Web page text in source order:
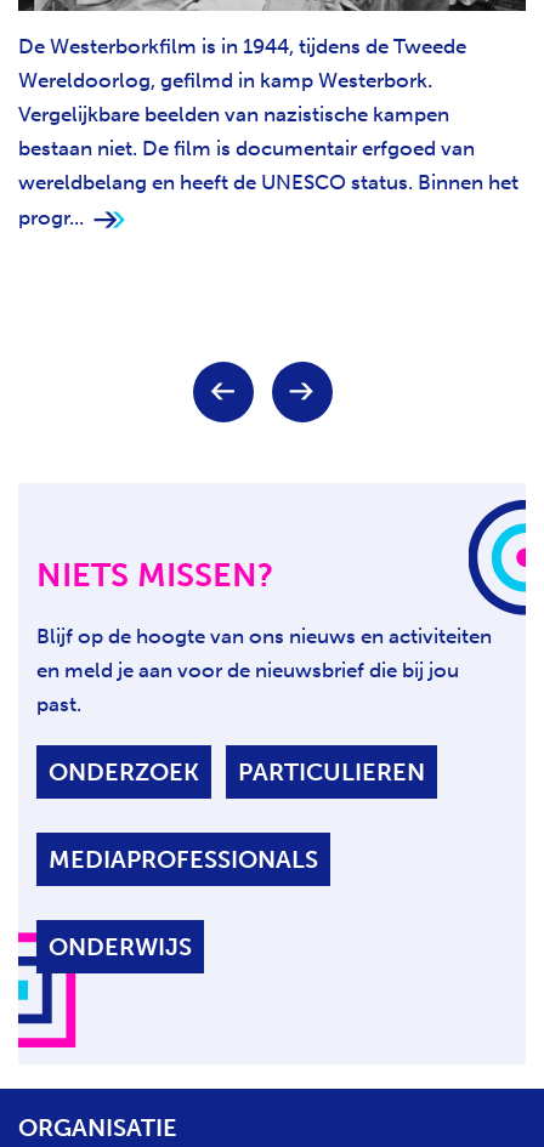
De Westerborkfilm is in 1944, tijdens de Tweede
Wereldoorlog, gefilmd in kamp Westerbork.
Vergelijkbare beelden van nazistische kampen
bestaan niet. De film is documentair erfgoed van
wereldbelang en heeft de UNESCO status. Binnen het
progr...
paginanummer
V
o
r
g
a
l
n
NIETS MISSEN?
Blijf op de hoogte van ons nieuws en activiteiten
en meld je aan voor de nieuwsbrief die bij jou
past.
ONDERZOEK PARTICULIEREN
MEDIAPROFESSIONALS
ONDERWIJS
ORGANISATIE